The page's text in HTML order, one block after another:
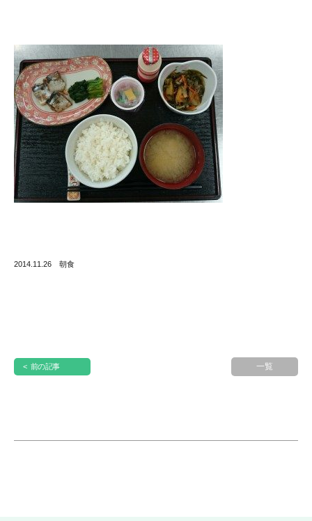
2014.11.26 朝食
< 前の記事 一覧